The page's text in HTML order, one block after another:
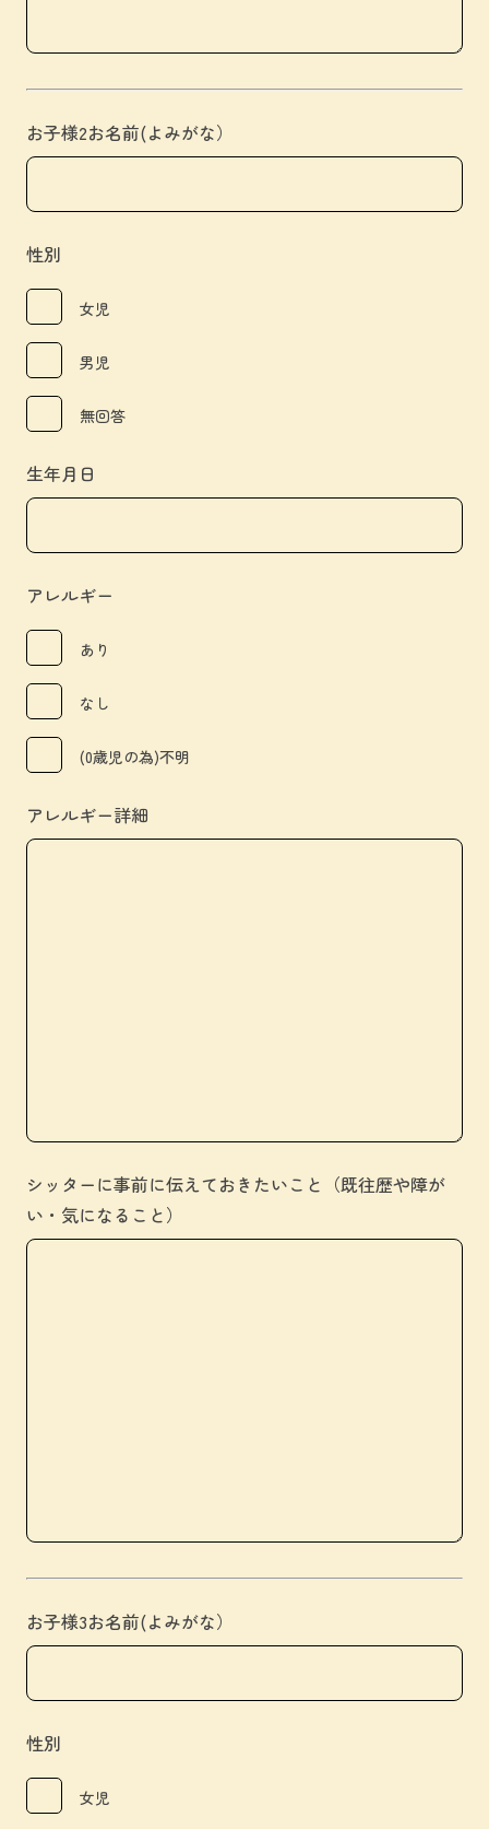
お子様2お名前(よみがな）
性別
女児
男児
無回答
生年月日
アレルギー
あり
なし
(0歳児の為)不明
アレルギー詳細
シッターに事前に伝えておきたいこと（既往歴や障が
い・気になること）
お子様3お名前(よみがな）
性別
女児